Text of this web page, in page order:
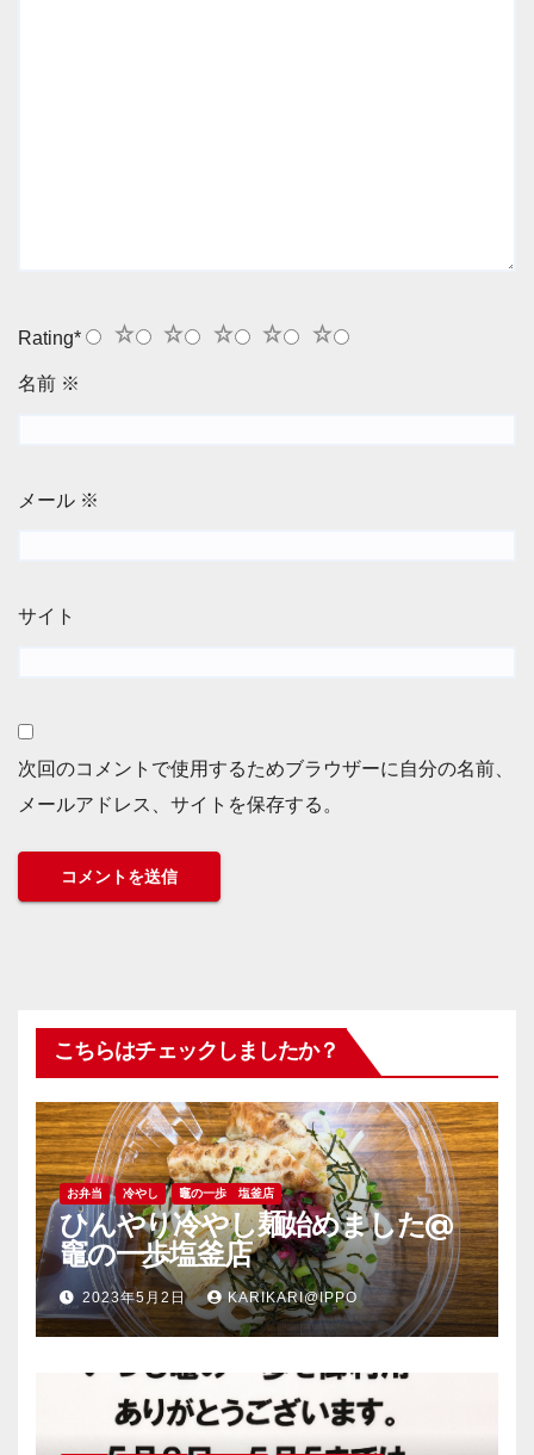
Rating* 5
4
3
2
1
名前 ※
メール ※
サイト
次回のコメントで使用するためブラウザーに自分の名前、
メールアドレス、サイトを保存する。
こちらはチェックしましたか？
お弁当 冷やし 竈の一歩 塩釜店
ひんやり冷やし麺始めました@
竈の一歩塩釜店
2023年5月2日 KARIKARI@IPPO